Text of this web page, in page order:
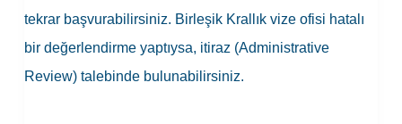
tekrar başvurabilirsiniz. Birleşik Krallık vize ofisi hatalı
bir değerlendirme yaptıysa, itiraz (Administrative
Review) talebinde bulunabilirsiniz.